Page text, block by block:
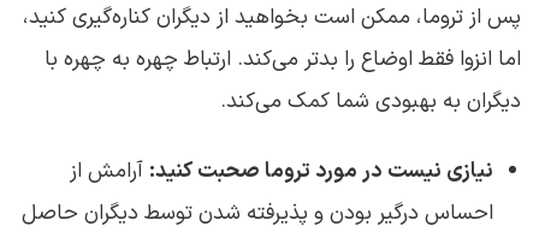
پس از تروما، ممکن است بخواهید از دیگران کناره‌گیری کنید،
اما انزوا فقط اوضاع را بدتر می‌کند. ارتباط چهره به چهره با
دیگران به بهبودی شما کمک می‌کند.
نیازی نیست در مورد تروما صحبت کنید: آرامش از
احساس درگیر بودن و پذیرفته شدن توسط دیگران حاصل